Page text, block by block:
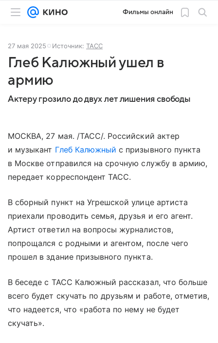
Фильмы онлайн
27 мая 2025 Источник: ТАСС
Глеб Калюжный ушел в
армию
Актеру грозило до двух лет лишения свободы
МОСКВА, 27 мая. /ТАСС/. Российский актер
и музыкант Глеб Калюжный с призывного пункта
в Москве отправился на срочную службу в армию,
передает корреспондент ТАСС.
В сборный пункт на Угрешской улице артиста
приехали проводить семья, друзья и его агент.
Артист ответил на вопросы журналистов,
попрощался с родными и агентом, после чего
прошел в здание призывного пункта.
В беседе с ТАСС Калюжный рассказал, что больше
всего будет скучать по друзьям и работе, отметив,
что надеется, что «работа по нему не будет
скучать».